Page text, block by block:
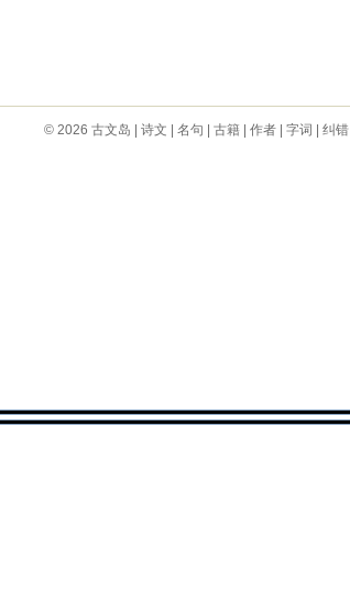
© 2026 古文岛 诗文 名句 古籍| 作者| 字词 纠错